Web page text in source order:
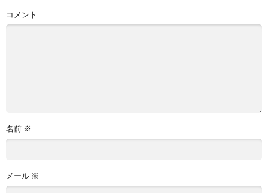
コメント
名前 ※
メール ※